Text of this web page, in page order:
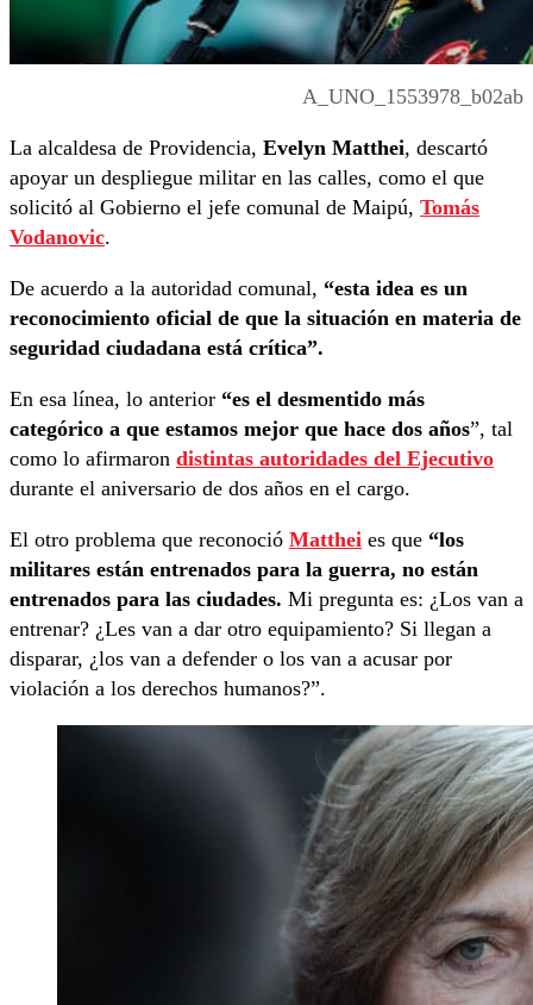
A_UNO_1553978_b02ab
La alcaldesa de Providencia, Evelyn Matthei, descartó
apoyar un despliegue militar en las calles, como el que
solicitó al Gobierno el jefe comunal de Maipú, Tomás
Vodanovic.
De acuerdo a la autoridad comunal, “esta idea es un
reconocimiento oficial de que la situación en materia de
seguridad ciudadana está crítica”.
En esa línea, lo anterior “es el desmentido más
categórico a que estamos mejor que hace dos años”, tal
como lo afirmaron distintas autoridades del Ejecutivo
durante el aniversario de dos años en el cargo.
El otro problema que reconoció Matthei es que “los
militares están entrenados para la guerra, no están
entrenados para las ciudades. Mi pregunta es: ¿Los van a
entrenar? ¿Les van a dar otro equipamiento? Si llegan a
disparar, ¿los van a defender o los van a acusar por
violación a los derechos humanos?”.